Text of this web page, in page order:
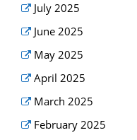
July 2025
June 2025
May 2025
April 2025
March 2025
February 2025